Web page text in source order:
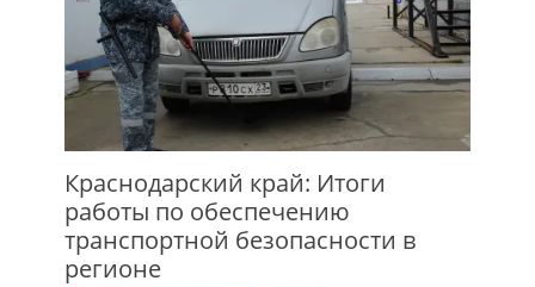
Краснодарский край: Итоги
работы по обеспечению
транспортной безопасности в
регионе